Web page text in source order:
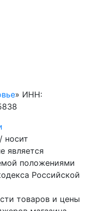
» ИНН:
носит
является
положениями
Российской
товаров и цены